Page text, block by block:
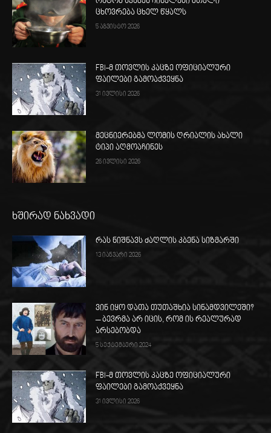
ცხოვრება ცხელ წყალს
5 აგვისტო 2026
FBI-მ თოვლის კაცზე ოფიციალური
ფაილები გამოაქვეყნა
31 ივლისი 2026
მეცნიერებმა ლომის ღრიალის ახალი
ტიპი აღმოაჩინეს
26 ივლისი 2026
ხშირად ნახვადი
რას ნიშნავს ძაღლის კბენა სიზმარში
13 იანვარი 2026
ვინ იყო დათა თუთაშხია სინამდვილეში?
– ბევრმა არ იცის, რომ ის რეალურად
არსებობდა
5 სექტემბერი 2024
FBI-მ თოვლის კაცზე ოფიციალური
ფაილები გამოაქვეყნა
31 ივლისი 2026